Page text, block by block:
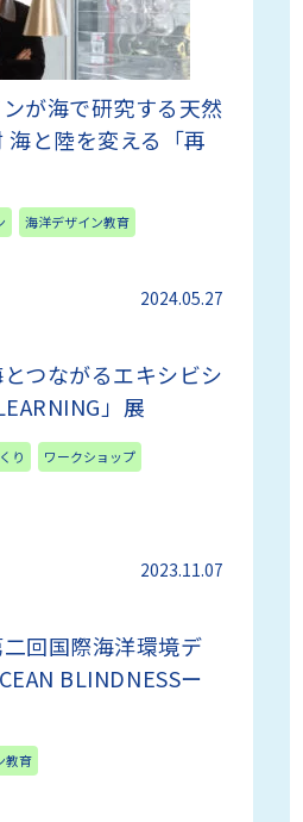
が海で研究する天然
海と陸を変える「再
海洋デザイン教育
2024.05.27
とつながるエキシビシ
」展
り
ワークショップ
2023.11.07
二回国際海洋環境デ
BLINDNESSー
教育